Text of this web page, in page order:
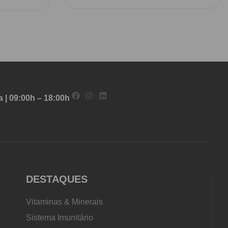
| 09:00h – 18:00h
DESTAQUES
Vitaminas & Minerais
Sistema Imunitário